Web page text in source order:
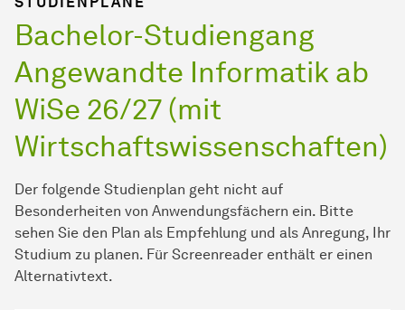
Bachelor-Studiengang
Angewandte Informatik ab
WiSe 26/27 (mit
Wirtschaftswissenschaften)
Der folgende Studienplan geht nicht auf
Besonderheiten von Anwendungsfächern ein. Bitte
sehen Sie den Plan als Empfehlung und als Anregung, Ihr
Studium zu planen. Für Screenreader enthält er einen
Alternativtext.